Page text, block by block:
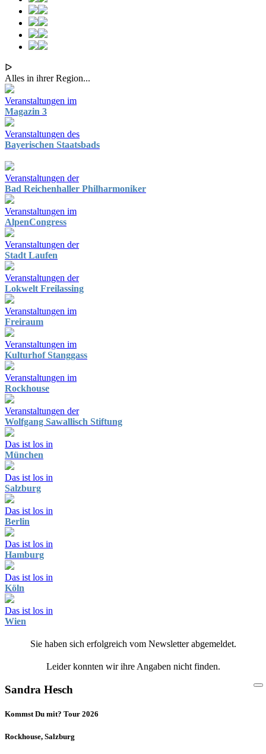
ᐅ
Alles in ihrer Region...
Veranstaltungen im
Magazin 3
Veranstaltungen des
Bayerischen Staatsbads
Veranstaltungen der
Bad Reichenhaller Philharmoniker
Veranstaltungen im
AlpenCongress
Veranstaltungen der
Stadt Laufen
Veranstaltungen der
Lokwelt Freilassing
Veranstaltungen im
Freiraum
Veranstaltungen im
Kulturhof Stanggass
Veranstaltungen im
Rockhouse
Veranstaltungen der
Wolfgang Sawallisch Stiftung
Das ist los in
München
Das ist los in
Salzburg
Das ist los in
Berlin
Das ist los in
Hamburg
Das ist los in
Köln
Das ist los in
Wien
Sie haben sich erfolgreich vom Newsletter abgemeldet.
Leider konnten wir ihre Angaben nicht finden.
Sandra Hesch
Kommst Du mit? Tour 2026
Rockhouse, Salzburg